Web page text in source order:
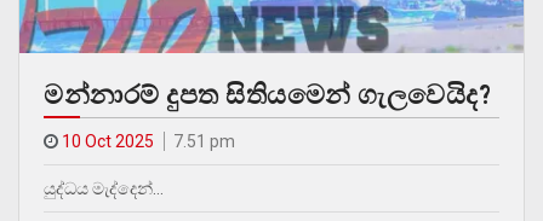
මන්නාරම් දුපත සිතියමෙන් ගැලවෙයිද?
10 Oct 2025 7.51 pm
යුද්ධය මැද්දෙන්…